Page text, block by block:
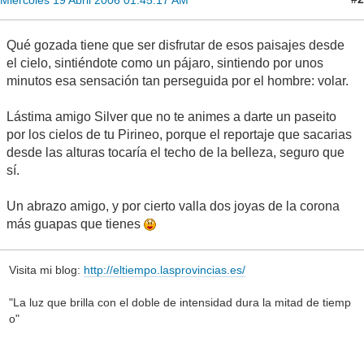
Qué gozada tiene que ser disfrutar de esos paisajes desde
el cielo, sintiéndote como un pájaro, sintiendo por unos
minutos esa sensación tan perseguida por el hombre: volar.
Lástima amigo Silver que no te animes a darte un paseito
por los cielos de tu Pirineo, porque el reportaje que sacarias
desde las alturas tocaría el techo de la belleza, seguro que
sí.
Un abrazo amigo, y por cierto valla dos joyas de la corona
más guapas que tienes
Visita mi blog: http://eltiempo.lasprovincias.es/
"La luz que brilla con el doble de intensidad dura la mitad de tiemp
o"